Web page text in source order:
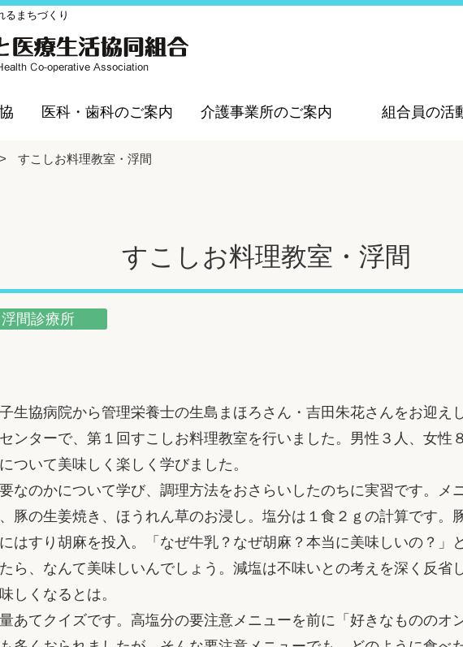
るまちづくり
医科・歯科のご案内 介護事業所のご案内 組合員の活
> すこしお料理教室・浮間
すこしお料理教室・浮間
浮間診療所
生協病院から管理栄養士の生島まほろさん・吉田朱花さんをお迎え
ンターで、第１回すこしお料理教室を行いました。男性３人、女性
ついて美味しく楽しく学びました。
なのかについて学び、調理方法をおさらいしたのちに実習です。メ
豚の生姜焼き、ほうれん草のお浸し。塩分は１食２ｇの計算です。
はすり胡麻を投入。「なぜ牛乳？なぜ胡麻？本当に美味しいの？」
ら、なんて美味しいんでしょう。減塩は不味いとの考えを深く反省
しくなるとは。
あてクイズです。高塩分の要注意メニューを前に「好きなもののオ